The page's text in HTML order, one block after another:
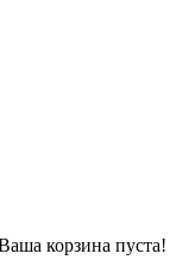
корзина пуста!